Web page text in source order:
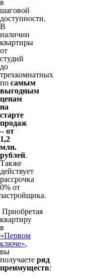
в
шаговой
доступности.
В
наличии
квартиры
от
студий
до
трехкомнатных
по самым
выгодным
ценам
на
старте
продаж
– от
1,2
млн.
рублей.
Также
действует
рассрочка
0% от
застройщика.
Приобретая
квартиру
в
«Первом
ключе»,
вы
получаете ряд
преимуществ: